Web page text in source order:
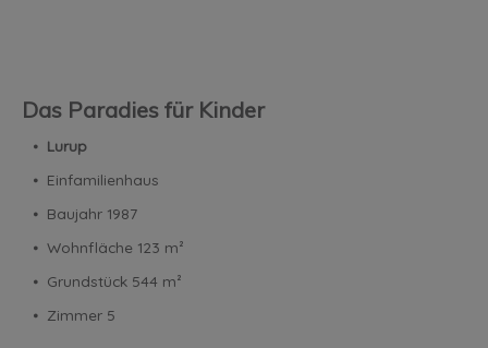
Das Paradies für Kinder
⦁ Lurup
⦁ Einfamilienhaus
⦁ Baujahr 1987
⦁ Wohnfläche 123 m²
⦁ Grundstück 544 m²
⦁ Zimmer 5